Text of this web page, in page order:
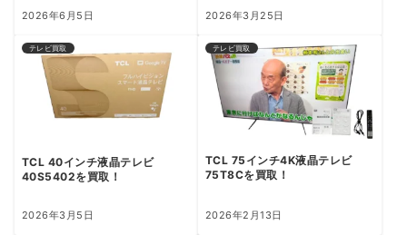
2026年6月5日 2026年3月25日
テレビ買取
TCL 40インチ液晶テレビ
40S5402を買取！
2026年3月5日
テレビ買取
TCL 75インチ4K液晶テレビ
75T8Cを買取！
2026年2月13日